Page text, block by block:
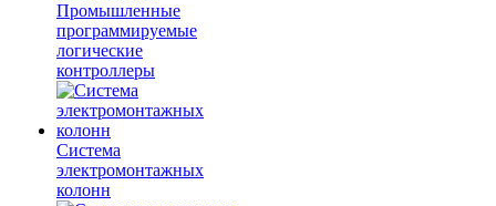
Промышленные
программируемые
логические
контроллеры
Система
электромонтажных
колонн